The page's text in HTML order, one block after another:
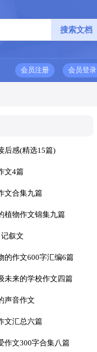
会员登录
会员注册
后感(精选15篇)
文4篇
文合集九篇
植物作文锦集九篇
叙文
的作文600字汇编6篇
未来的学校作文四篇
声音作文
文汇总六篇
作文300字合集八篇